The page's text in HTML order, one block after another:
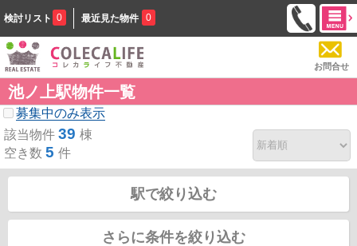
検討リスト 0 最近見た物件 0
お問合せ
池ノ上駅物件一覧
募集中のみ表示
該当物件 39 棟
空き数 5 件
駅で絞り込む
さらに条件を絞り込む